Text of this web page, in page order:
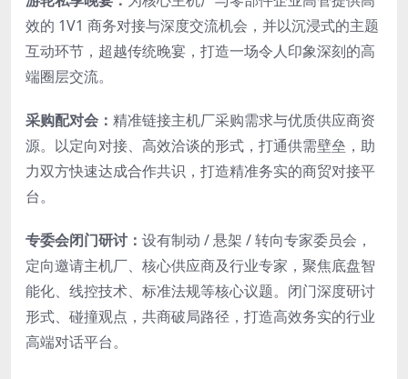
效的 1V1 商务对接与深度交流机会，并以沉浸式的主题
互动环节，超越传统晚宴，打造一场令人印象深刻的高
端圈层交流。
采购配对会： 精准链接主机厂采购需求与优质供应商资
源。以定向对接、高效洽谈的形式，打通供需壁垒，助
力双方快速达成合作共识，打造精准务实的商贸对接平
台。
专委会闭门研讨： 设有制动 / 悬架 / 转向专家委员会，
定向邀请主机厂、核心供应商及行业专家，聚焦底盘智
能化、线控技术、标准法规等核心议题。闭门深度研讨
形式、碰撞观点，共商破局路径，打造高效务实的行业
高端对话平台。